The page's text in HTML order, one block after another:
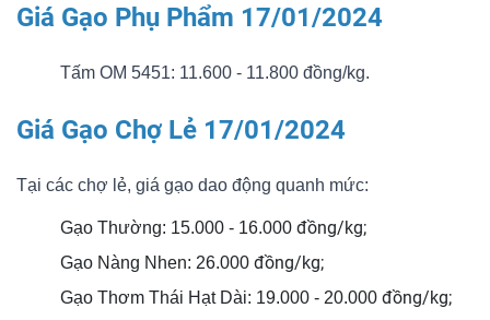
Giá Gạo Phụ Phẩm 17/01/2024
Tấm OM 5451: 11.600 - 11.800 đồng/kg.
Giá Gạo Chợ Lẻ 17/01/2024
Tại các chợ lẻ, giá gạo dao động quanh mức:
Gạo Thường: 15.000 - 16.000 đồng/kg;
Gạo Nàng Nhen: 26.000 đồng/kg;
Gạo Thơm Thái Hạt Dài: 19.000 - 20.000 đồng/kg;